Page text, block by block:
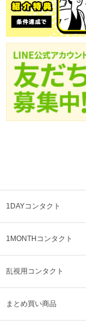
1DAYコンタクト
1MONTHコンタクト
乱視用コンタクト
まとめ買い商品